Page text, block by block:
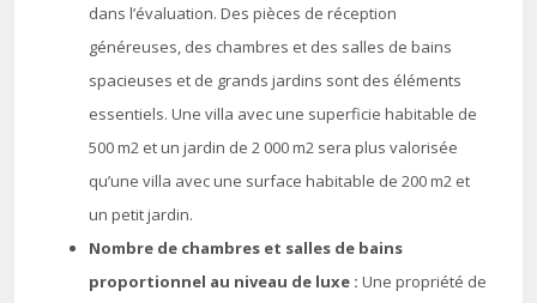
dans l’évaluation. Des pièces de réception
généreuses, des chambres et des salles de bains
spacieuses et de grands jardins sont des éléments
essentiels. Une villa avec une superficie habitable de
500 m2 et un jardin de 2 000 m2 sera plus valorisée
qu’une villa avec une surface habitable de 200 m2 et
un petit jardin.
Nombre de chambres et salles de bains
proportionnel au niveau de luxe : Une propriété de